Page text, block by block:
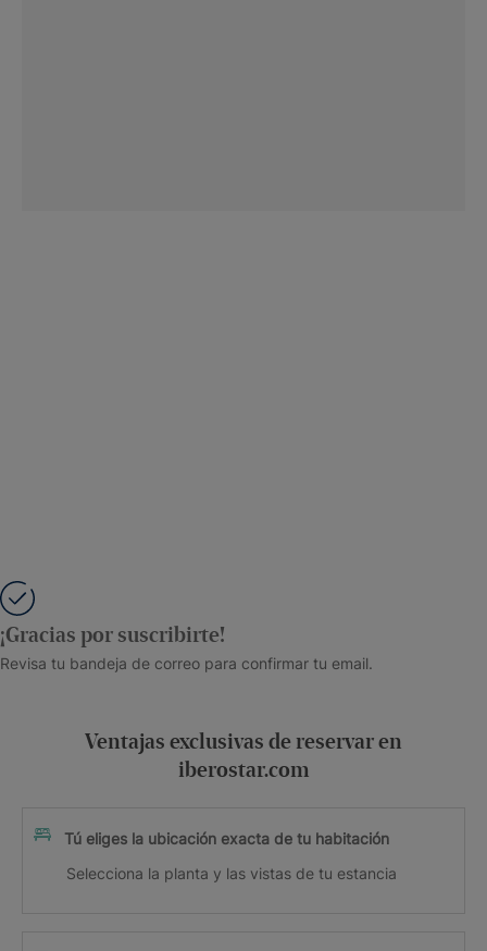
¡Gracias por suscribirte!
Revisa tu bandeja de correo para confirmar tu email.
Ventajas exclusivas de reservar en
iberostar.com
Tú eliges la ubicación exacta de tu habitación
Selecciona la planta y las vistas de tu estancia